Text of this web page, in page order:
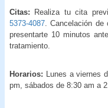
Citas: Realiza tu cita
5373-4087 . Cancelación
presentarte 10 minutos
tratamiento.
Horarios: Lunes a viernes
pm, sábados de 8:30 am a